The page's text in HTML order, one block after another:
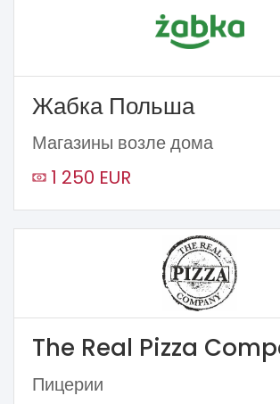
Жабка Польша
Магазины возле дома
1 250 EUR
The Real Pizza
Пицерии